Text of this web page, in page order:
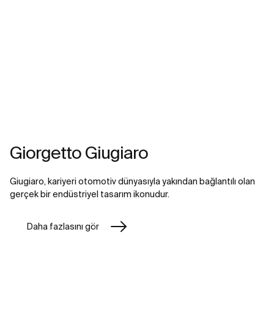
Giorgetto Giugiaro
Giugiaro, kariyeri otomotiv dünyasıyla yakından bağlantılı olan
gerçek bir endüstriyel tasarım ikonudur.
Daha fazlasını gör